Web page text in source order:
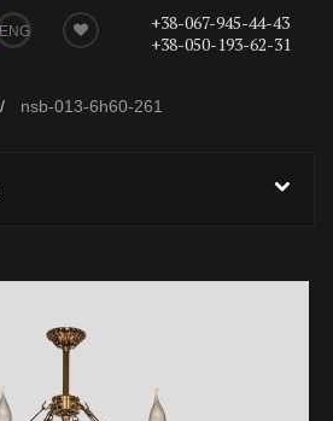
ENG
+38-067-945-44-43
+38-050-193-62-31
nsb-013-6h60-261